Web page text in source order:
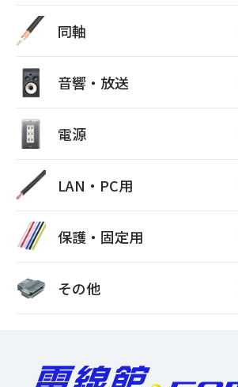
同軸
音響・放送
電源
LAN・PC用
保護・固定用
その他